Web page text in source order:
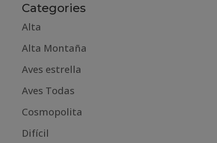
Categories
Alta
Alta Montaña
Aves estrella
Aves Todas
Cosmopolita
Difícil